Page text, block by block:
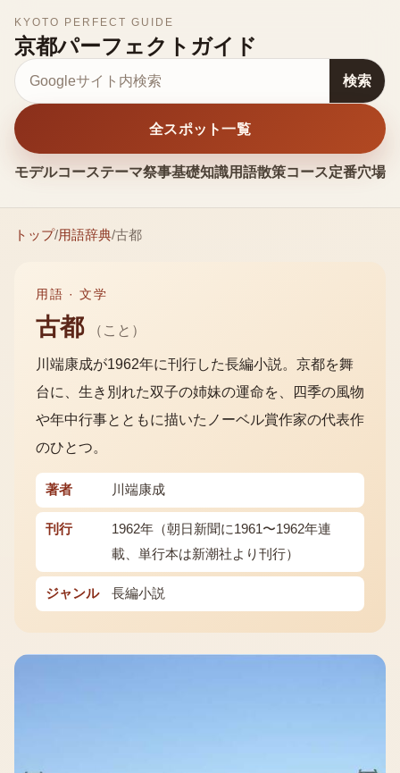
KYOTO PERFECT GUIDE
京都パーフェクトガイド
モデルコーステーマ祭事基礎知識用語散策コース定番穴場
サイト内検索
検索
全スポット一覧
トップ/用語辞典/古都
用語 ·文学
古都 （ こと ）
川端康成が1962年に刊行した長編小説。京都を舞
台に、生き別れた双子の姉妹の運命を、四季の風物
や年中行事とともに描いたノーベル賞作家の代表作
のひとつ。
著者 川端康成
刊行
1962年（朝日新聞に1961〜1962年連
載、単行本は新潮社より刊行）
ジャンル 長編小説